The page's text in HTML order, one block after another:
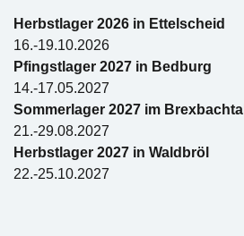
Herbstlager 2026 in Ettelscheid
16.-19.10.2026
Pfingstlager 2027 in Bedburg
14.-17.05.2027
Sommerlager 2027 im Brexbachtal
21.-29.08.2027
Herbstlager 2027 in Waldbröl
22.-25.10.2027